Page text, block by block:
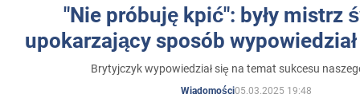
"Nie próbuję kpić": były mistrz
upokarzający sposób
Brytyjczyk wypowiedział się na temat sukcesu
Wiadomości05.03.2025 19:48